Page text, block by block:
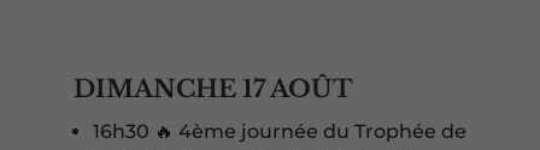
DIMANCHE 17 AOÛT
16h30 🔥 4ème journée du Trophée de